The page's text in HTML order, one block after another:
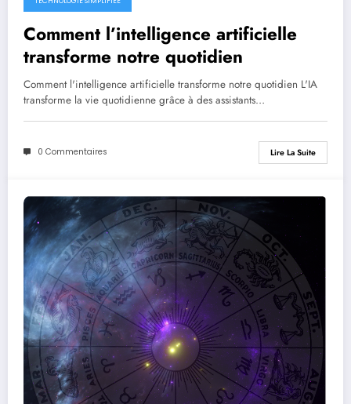
Comment l’intelligence artificielle
transforme notre quotidien
Comment l'intelligence artificielle transforme notre quotidien L'IA
transforme la vie quotidienne grâce à des assistants…
0 Commentaires Lire La Suite